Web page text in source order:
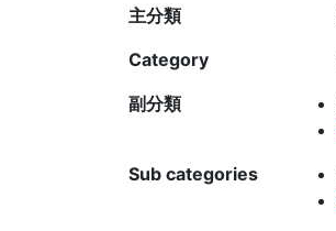
主分類
Category
副分類
Sub categories